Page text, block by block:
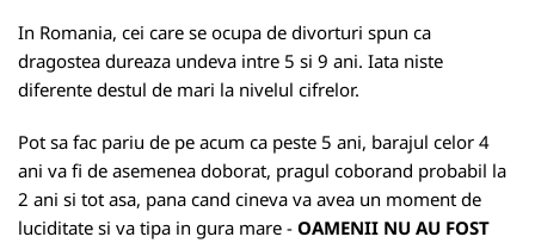
In Romania, cei care se ocupa de divorturi spun ca
dragostea dureaza undeva intre 5 si 9 ani. Iata niste
diferente destul de mari la nivelul cifrelor.
Pot sa fac pariu de pe acum ca peste 5 ani, barajul celor 4
ani va fi de asemenea doborat, pragul coborand probabil la
2 ani si tot asa, pana cand cineva va avea un moment de
luciditate si va tipa in gura mare - OAMENII NU AU FOST